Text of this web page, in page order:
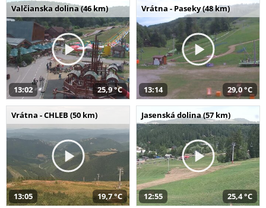
Valčianska dolina (46 km)
13:02 25,9 °C
Vrátna - Paseky (48 km)
13:14 29,0 °C
Vrátna - CHLEB (50 km)
13:05 19,7 °C
Jasenská dolina (57 km)
12:55 25,4 °C